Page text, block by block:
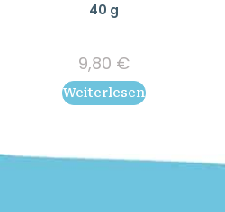
40 g
9,80 €
Weiterlesen